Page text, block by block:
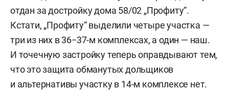
отдан за достройку дома 58/02 „Профиту“.
Кстати, „Профиту“ выделили четыре участка —
три из них в 36−37-м комплексах, а один — наш.
И точечную застройку теперь оправдывают тем,
что это защита обманутых дольщиков
и альтернативы участку в 14-м комплексе нет.